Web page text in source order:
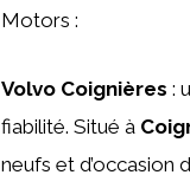
Motors :
Volvo Coignières :
fiabilité. Situé à
neufs et d’occasion